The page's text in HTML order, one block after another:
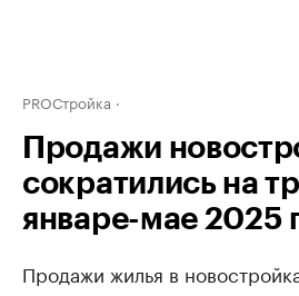
PROСтройка
Продажи
сократились на
январе-мае 2025
Продажи жилья в